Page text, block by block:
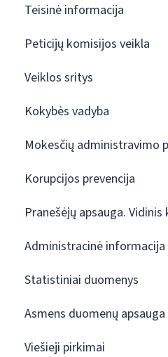
Teisinė informacija
Peticijų komisijos veikla
Veiklos sritys
Kokybės vadyba
Mokesčių administravimo
Korupcijos prevencija
Pranešėjų apsauga. Vidinis
Administracinė informacija
Statistiniai duomenys
Asmens duomenų apsauga
Viešieji pirkimai